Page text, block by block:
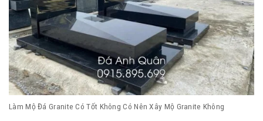
Làm Mộ Đá Granite Có Tốt Không Có Nên Xây Mộ Granite Không